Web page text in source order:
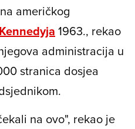
američkog
1963., rekao
administracija u
stranica dosjea
na ovo", rekao je